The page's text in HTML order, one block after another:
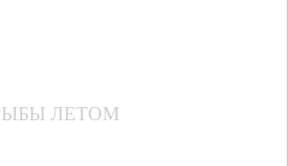
ЛЕТОМ